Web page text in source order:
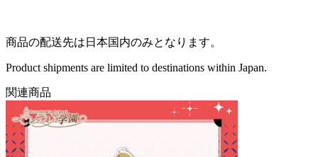
商品の配送先は日本国内のみとなります。
Product shipments are limited to destinations within Japan.
関連商品